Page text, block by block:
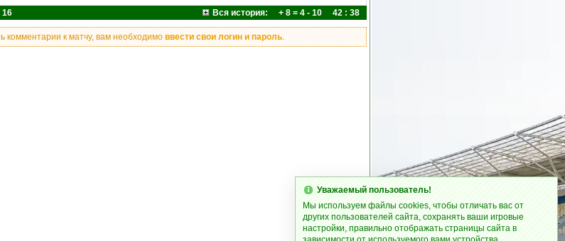
Вся история: + 8 = 4 - 10 42 : 38
комментарии к матчу, вам необходимо ввести свои логин и пароль.
Уважаемый пользователь!
Мы используем файлы cookies, чтобы отличать вас от
других пользователей сайта, сохранять ваши игровые
настройки, правильно отображать страницы сайта в